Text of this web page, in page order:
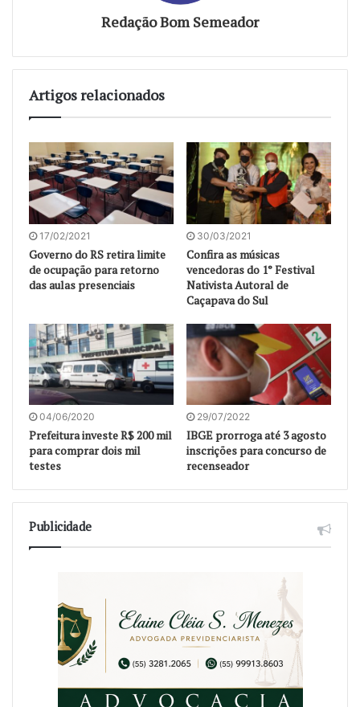
Redação Bom Semeador
Artigos relacionados
17/02/2021
Governo do RS retira limite
de ocupação para retorno
das aulas presenciais
30/03/2021
Confira as músicas
vencedoras do 1° Festival
Nativista Autoral de
Caçapava do Sul
04/06/2020
Prefeitura investe R$ 200 mil
para comprar dois mil
testes
29/07/2022
IBGE prorroga até 3 agosto
inscrições para concurso de
recenseador
Publicidade